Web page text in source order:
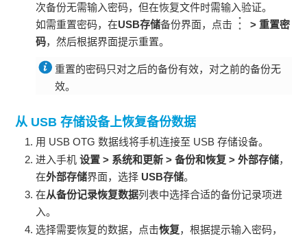
次备份无需输入密码，但在恢复文件时需输入验证。
如需重置密码，在USB存储备份界面，点击 >重置密
码，然后根据界面提示重置。
重置的密码只对之后的备份有效，对之前的备份无
效。
从 USB 存储设备上恢复备份数据
用 USB OTG 数据线将手机连接至 USB 存储设备。
进入手机 设置 > 系统和更新 >备份和恢复 >外部存储，
在外部存储界面，选择 USB存储。
在从备份记录恢复数据列表中选择合适的备份记录项进
入。
选择需要恢复的数据，点击恢复，根据提示输入密码，